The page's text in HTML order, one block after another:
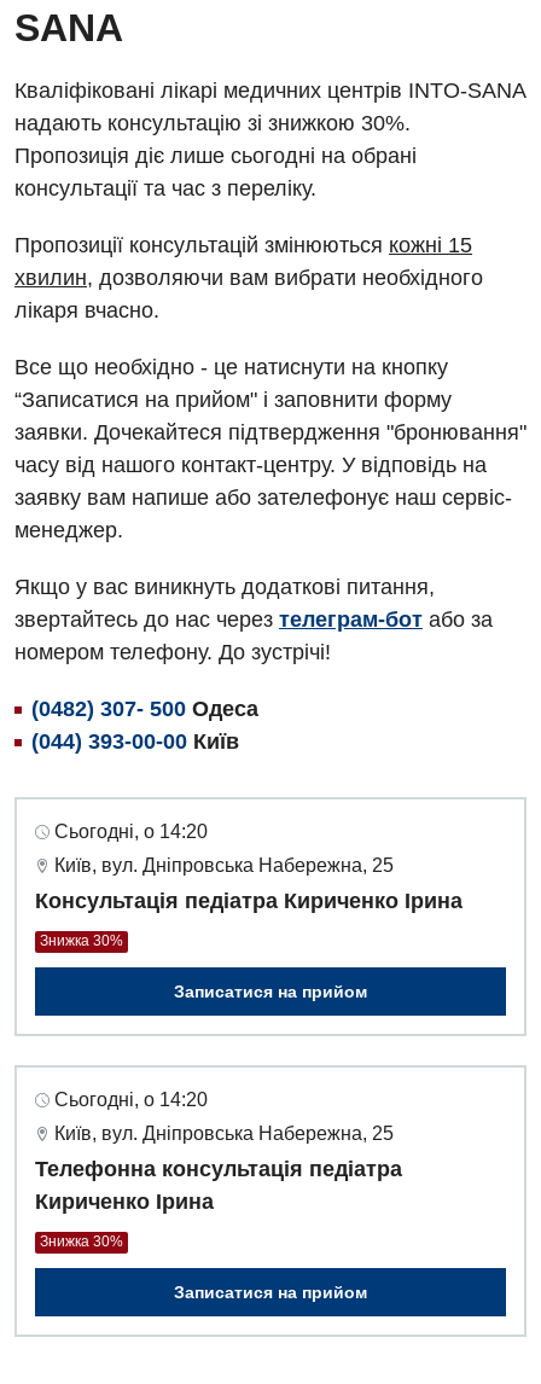
Відео
Ендоскопічне відділення
Комп’ютерна томографія
Магнітно-резонансна томографія
Мамографія
Нейросонографія
Рентгенографія
Для дорослих
Акушерство і гінекологія
Алергологія, імунологія
Безоплатні послуги
Вакцинація
Відділення інтенсивної терапії
Відділення кардіосудинної патології та неврології
Відділення невідкладних станів
Гематологія
Гінекологічне відділення
Денний стаціонар
Дерматовенерологія
Дієтологія
Ендокринологія
Кардіологія
Кардіохірургія
Медична психологія
Відділення невідкладних станів
Відділення інтенсивної терапії
Гінекологічне відділення
Денний стаціонар
Ендоскопічне відділення
Онкологічне відділлення
Офтальмологічне відділення
Педіатричне відділення
Терапевтичне відділення
Хірургічне відділення
Швидка медична допомога
Декларування
Лікування гострого інфаркту
Національний скринінг здоров’я 40+
Українська
Російська
SANA
Кваліфіковані лікарі медичних центрів INTO-SANA
надають консультацію зі знижкою 30%.
Пропозиція діє лише сьогодні на обрані
консультації та час з переліку.
Пропозиції консультацій змінюються кожні 15
хвилин, дозволяючи вам вибрати необхідного
лікаря вчасно.
Все що необхідно - це натиснути на кнопку
“Записатися на прийом" і заповнити форму
заявки. Дочекайтеся підтвердження "бронювання"
часу від нашого контакт-центру. У відповідь на
заявку вам напише або зателефонує наш сервіс-
менеджер.
Якщо у вас виникнуть додаткові питання,
звертайтесь до нас через телеграм-бот або за
номером телефону. До зустрічі!
(0482) 307- 500 Одеса
(044) 393-00-00 Київ
Сьогодні, о 14:20
Київ, вул. Дніпровська Набережна, 25
Консультація педіатра Кириченко Ірина
Знижка 30%
Записатися на прийом
Сьогодні, о 14:20
Київ, вул. Дніпровська Набережна, 25
Телефонна консультація педіатра
Кириченко Ірина
Знижка 30%
Записатися на прийом